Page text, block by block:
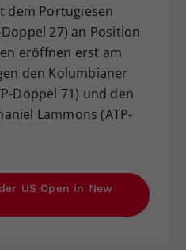
dem Portugiesen
27) an Position
eröffnen erst am
den Kolumbianer
Doppel 71) und den
Lammons (ATP-
US Open in New